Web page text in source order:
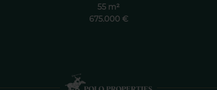
55 m²
675.000 €